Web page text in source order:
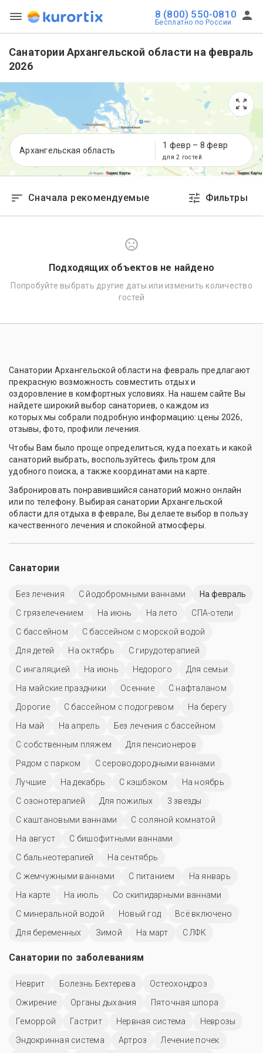
8 (800) 550-0810
Бесплатно по России
Санатории Архангельской области на февраль
2026
Архангельская область
1 февр – 8 февр
для 2 гостей
Сначала рекомендуемые Фильтры
Подходящих объектов не найдено
Попробуйте выбрать другие даты или изменить количество
гостей
Санатории Архангельской области на февраль предлагают
прекрасную возможность совместить отдых и
оздоровление в комфортных условиях. На нашем сайте Вы
найдете широкий выбор санаториев, о каждом из
которых мы собрали подробную информацию: цены 2026,
отзывы, фото, профили лечения.
Чтобы Вам было проще определиться, куда поехать и какой
санаторий выбрать, воспользуйтесь фильтром для
удобного поиска, а также координатами на карте.
Забронировать понравившийся санаторий можно онлайн
или по телефону. Выбирая санатории Архангельской
области для отдыха в феврале, Вы делаете выбор в пользу
качественного лечения и спокойной атмосферы.
Санатории
Без лечения С йодобромными ваннами
На февраль
С грязелечением
На июнь На лето
СПА-отели
C бассейном
С бассейном с морской водой
Для детей
На октябрь
С гирудотерапией
С ингаляцией
На июнь Недорого
Для семьи
На майские праздники
Осенние
С нафталаном
Дорогие
С бассейном с подогревом
На берегу
На май
На апрель
Без лечения с бассейном
С собственным пляжем
Для пенсионеров
Рядом с парком
С сероводородными ваннами
Лучшие
На декабрь С кэшбэком
На ноябрь
С озонотерапией
Для пожилых
3 звезды
С каштановыми ваннами
С соляной комнатой
На август
С бишофитными ваннами
С бальнеотерапией
На сентябрь
С жемчужными ваннами
С питанием
На январь
На карте
На июль
Со скипидарными ваннами
С минеральной водой
Новый год
Всё включено
Для беременных
Зимой На март С ЛФК
Санатории по заболеваниям
Неврит Болезнь Бехтерева
Остеохондроз
Ожирение
Органы дыхания
Пяточная шпора
Геморрой
Гастрит Нервная система
Неврозы
Эндокринная система
Артроз Лечение почек